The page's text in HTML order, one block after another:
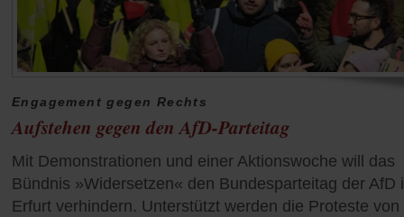
Engagement gegen Rechts
Aufstehen gegen den AfD-Parteitag
Mit Demonstrationen und einer Aktionswoche will das
Bündnis »Widersetzen« den Bundesparteitag der AfD
Erfurt verhindern. Unterstützt werden die Proteste von